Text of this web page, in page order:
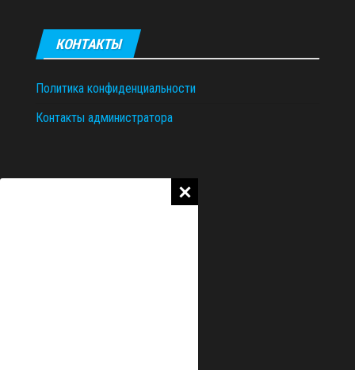
КОНТАКТЫ
Политика конфиденциальности
Контакты администратора